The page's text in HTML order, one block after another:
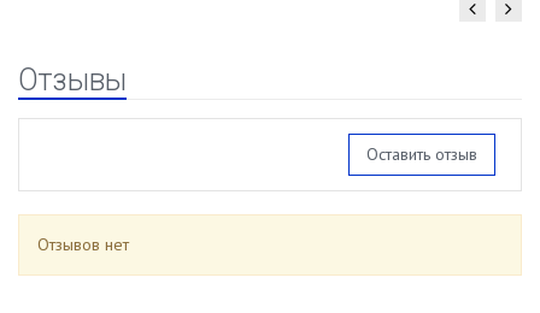
Отзывы
Оставить отзыв
Отзывов нет